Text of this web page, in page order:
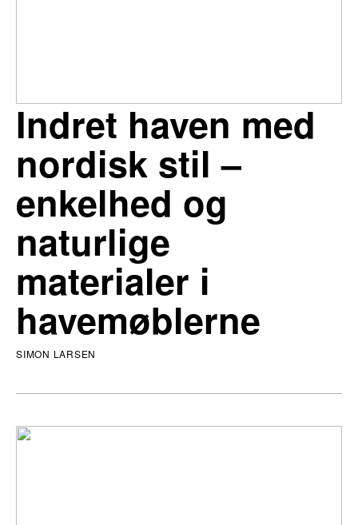
Indret haven med
nordisk stil –
enkelhed og
naturlige
materialer i
havemøblerne
SIMON LARSEN